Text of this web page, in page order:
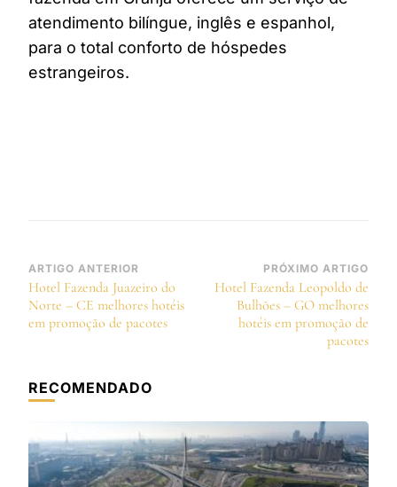
atendimento bilíngue, inglês e espanhol,
para o total conforto de hóspedes
estrangeiros.
Navegação
de
post
ARTIGO ANTERIOR
Hotel Fazenda Juazeiro do
Norte – CE melhores hotéis
em promoção de pacotes
PRÓXIMO ARTIGO
Hotel Fazenda Leopoldo de
Bulhões – GO melhores
hotéis em promoção de
pacotes
RECOMENDADO